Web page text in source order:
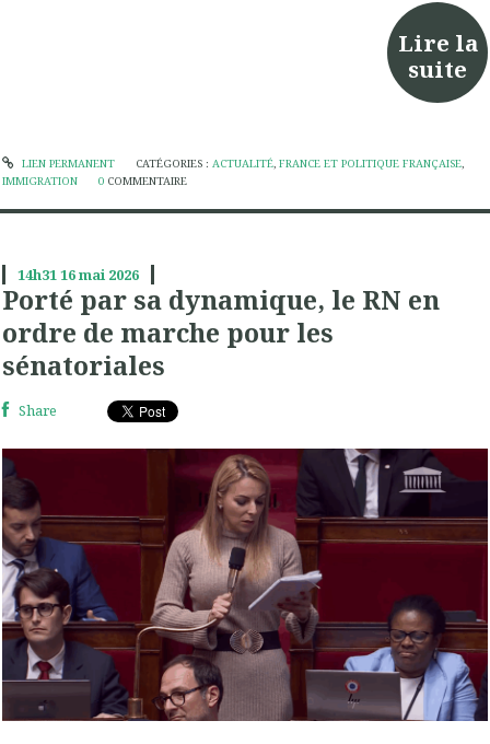
Lire la
suite
LIEN PERMANENT CATÉGORIES : ACTUALITÉ, FRANCE ET POLITIQUE FRANÇAISE,
IMMIGRATION
0 COMMENTAIRE
14h3116mai 2026
Porté par sa dynamique, le RN en
ordre de marche pour les
sénatoriales
Share